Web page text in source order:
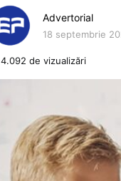
Advertorial
18 septembrie
4.092 de vizualizări